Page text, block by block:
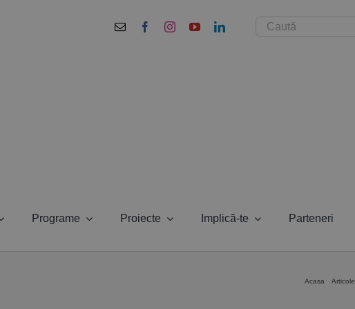
Cautare...
Programe Proiecte Implică-te Parteneri
Acasa Articole